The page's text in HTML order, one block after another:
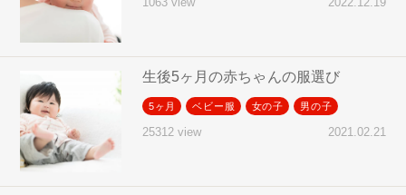
生後5ヶ月の赤ちゃんの服選び
5ヶ月 ベビー服 女の子 男の子
25312 view 2021.02.21